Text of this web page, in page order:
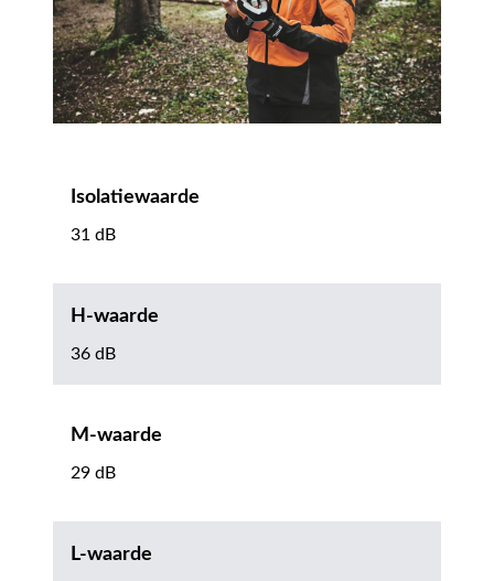
Isolatiewaarde
31 dB
H-waarde
36 dB
M-waarde
29 dB
L-waarde